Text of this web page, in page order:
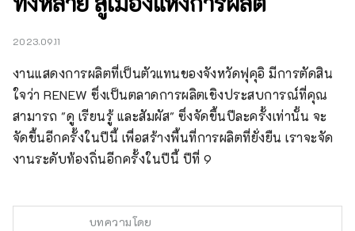
2023.09.11
งานแสดงการผลิตที่เป็นตัวแทนของจังหวัดฟุคุอิ มีการตัดสิน
ใจว่า RENEW ซึ่งเป็นตลาดการผลิตเชิงประสบการณ์ที่คุณ
สามารถ "ดู เรียนรู้ และสัมผัส" ซึ่งจัดขึ้นปีละครั้งเท่านั้น จะ
จัดขึ้นอีกครั้งในปีนี้ เพื่อสร้างพื้นที่การผลิตที่ยั่งยืน เราจะจัด
งานระดับท้องถิ่นอีกครั้งในปีนี้ ปีที่ 9
บทความโดย